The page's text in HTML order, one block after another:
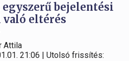
bejelentési
eltérés
Attila
21:06 | Utolsó frissítés: